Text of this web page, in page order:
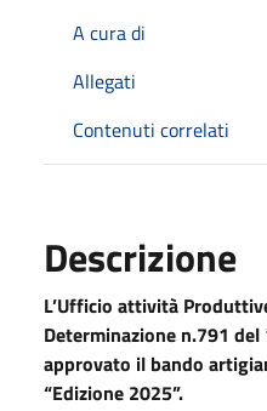
A cura di
Allegati
Contenuti correlati
Descrizione
L’Ufficio attività
Determinazione n.791
approvato il bando
“Edizione 2025”.